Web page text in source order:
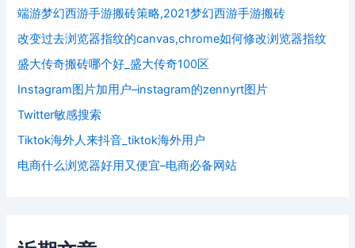
端游梦幻西游手游搬砖策略,2021梦幻西游手游搬砖
改变过去浏览器指纹的canvas,chrome如何修改浏览器指纹
盛大传奇搬砖哪个好_盛大传奇100区
Instagram图片加用户–instagram的zennyrt图片
Twitter敏感搜索
Tiktok海外人来抖音_tiktok海外用户
电商什么浏览器好用又便宜–电商必备网站